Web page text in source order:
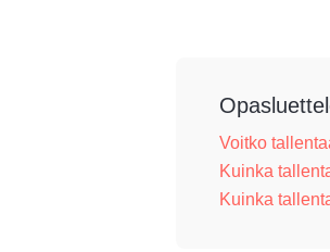
Voitko
Kuinka
Kuinka